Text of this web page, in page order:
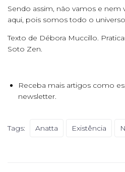
Sendo assim, não vamos e
aqui, pois somos todo o
Texto de Débora Muccillo.
Soto Zen.
Receba mais artigos como
newsletter.
Tags: Anatta Existência